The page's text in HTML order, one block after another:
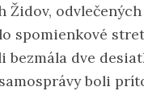
Židov,
spomienkové
bezmála dve
boli